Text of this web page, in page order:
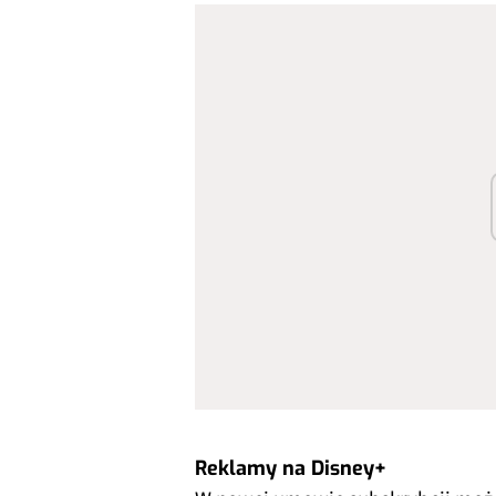
Reklamy na Disney+